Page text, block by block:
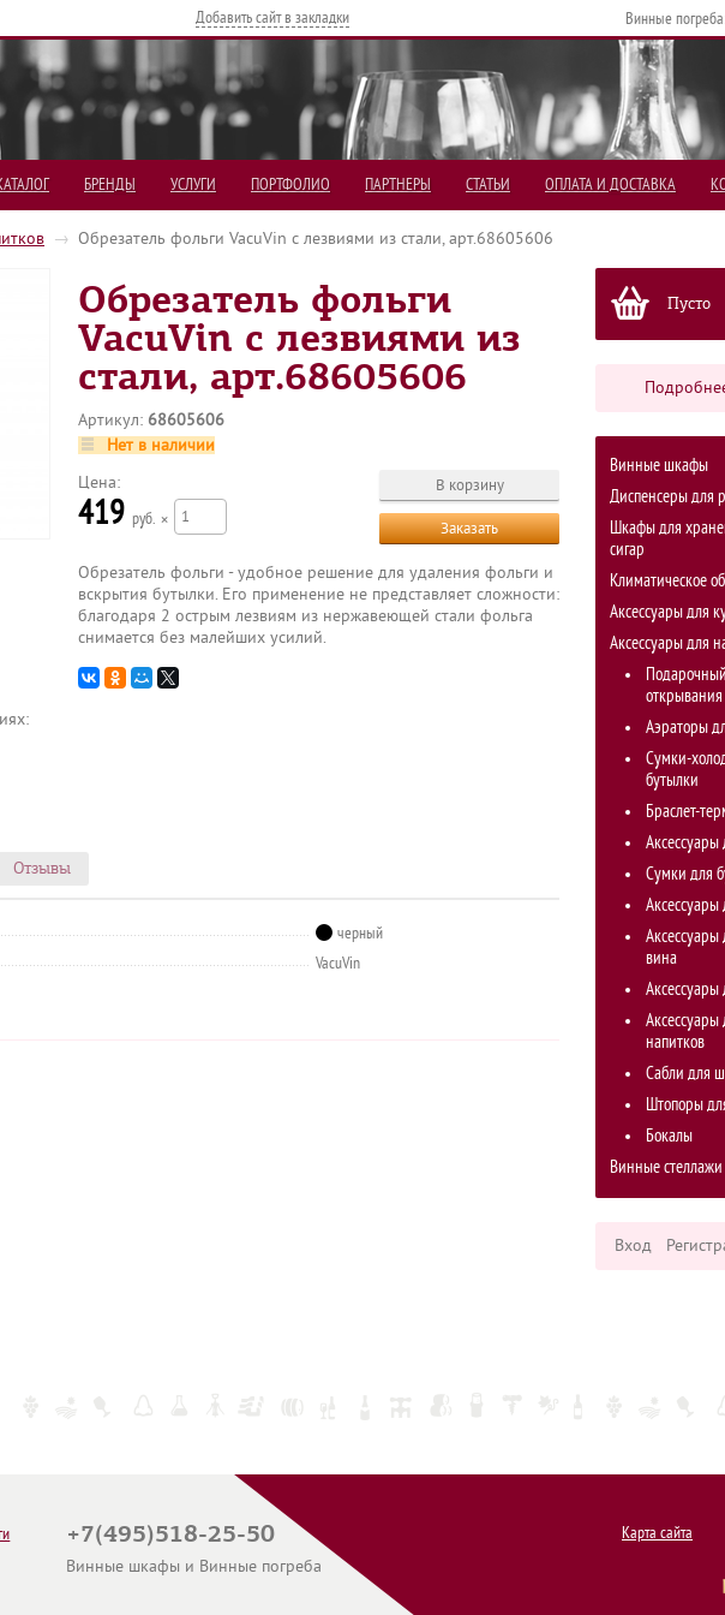
Добавить сайт в закладки Винные
БРЕНДЫ УСЛУГИ ПОРТФОЛИО ПАРТНЕРЫ СТАТЬИ ОПЛАТА И ДОСТАВКА
→ Обрезатель фольги VacuVin с лезвиями из стали, арт.68605606
Пусто
Винные шкафы
Диспенсеры для
Шкафы для
сигар
Климатическое
Аксессуары для
Аксессуары для
Аэраторы
Сумки-
бутылки
Браслет-
Аксессуары
Сумки для
Аксессуары
Аксессуары
вина
Аксессуары
напитков
Сабли для
Штопоры
Бокалы
Винные стеллажи
Вход
Обрезатель фольги
VacuVin с лезвиями из
стали, арт.68605606
Артикул: 68605606
Нет в наличии
Цена:
419 р ×
Заказать
Обрезатель фольги - удобное решение для удаления фольги и
вскрытия бутылки. Его применение не представляет сложности:
благодаря 2 острым лезвиям из нержавеющей стали фольга
снимается без малейших усилий.
Отзывы
черный
VacuVin
+7(495)518-25-50
Винные шкафы и Винные погреба
Карта сайта